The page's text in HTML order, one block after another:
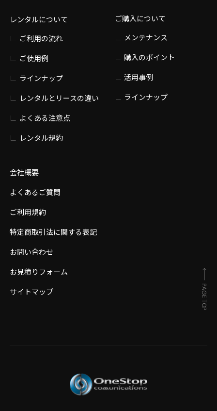
レンタルについて
ご利用の流れ
ご使用例
ラインナップ
レンタルとリースの違い
よくある注意点
レンタル規約
会社概要
よくあるご質問
ご利用規約
特定商取引法に関する表記
お問い合わせ
お見積りフォーム
サイトマップ
ご購入について
メンテナンス
購入のポイント
活用事例
ラインナップ
PAGE TOP